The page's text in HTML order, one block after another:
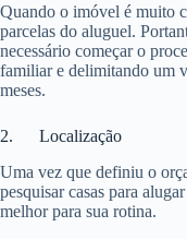
Quando o imóvel é muito
parcelas do aluguel.
necessário começar o
familiar e delimitando um
meses.
2. Localização
Uma vez que definiu o
pesquisar casas para
melhor para sua rotina.